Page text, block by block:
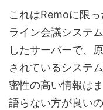
これはRemoに限
ライン会議システ
したサーバーで、
されているシステ
密性の高い情報は
語らない方が良い